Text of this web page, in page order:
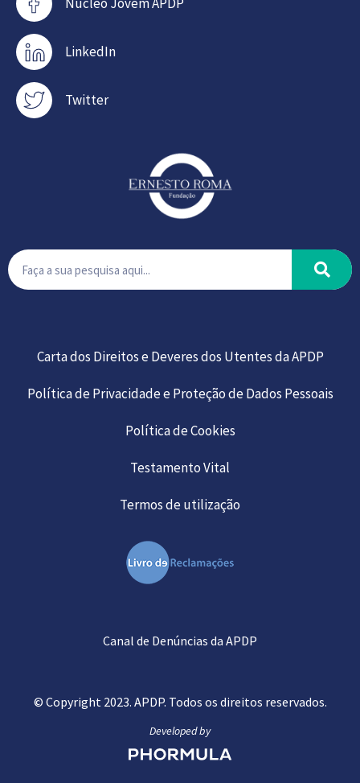
LinkedIn
Twitter
Carta dos Direitos e Deveres dos Utentes da APDP
Política de Privacidade e Proteção de Dados Pessoais
Política de Cookies
Testamento Vital
Termos de utilização
Canal de Denúncias da APDP
© Copyright 2023. APDP. Todos os direitos reservados.
Developed by